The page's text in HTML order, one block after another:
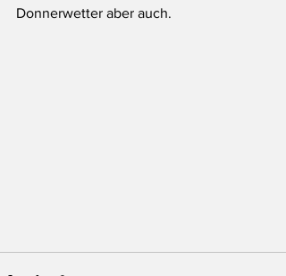
Donnerwetter aber auch.